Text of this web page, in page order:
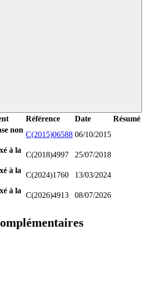
Référence Date
Résumé
non
C(2015)06588 06/10/2015
à la
C(2018)4997
25/07/2018
à la
C(2024)1760
13/03/2024
à la
C(2026)4913 08/07/2026